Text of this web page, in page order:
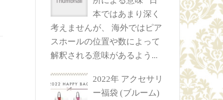
本ではあまり深く
考えませんが、 海外ではピア
スホールの位置や数によって
解釈される意味があるよう...
2022年 アクセサリ
ー福袋 (ブルーム)